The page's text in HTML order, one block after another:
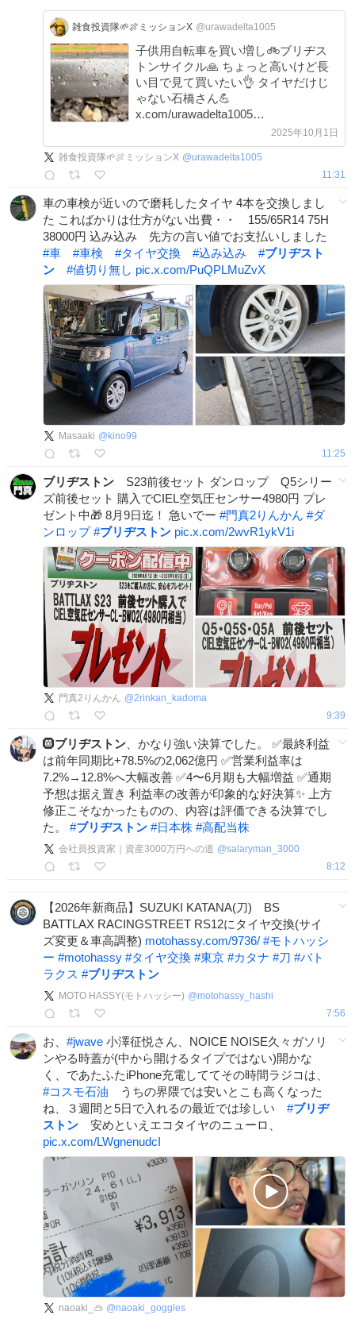
雑食投資隊🌱🍖ミッションX @urawadelta1005
子供用自転車を買い増し🚲ブリヂス
トンサイクル🙏 ちょっと高いけど長
い目で見て買いたい👌 タイヤだけじ
ゃない石橋さん💪
x.com/urawadelta1005…
2025年10月1日
雑食投資隊🌱🍖ミッションX @urawadelta1005
11:31
車の車検が近いので磨耗したタイヤ 4本を交換しまし
た こればかりは仕方がない出費・・ 155/65R14 75H
38000円 込み込み 先方の言い値でお支払いしました
#車 #車検 #タイヤ交換 #込み込み #ブリヂスト
ン
#値切り無し pic.x.com/PuQPLMuZvX
Masaaki @ kino99
11:25
ブリヂストン S23前後セット ダンロップ Q5シリー
ズ前後セット 購入でCIEL空気圧センサー4980円 プレ
ゼント中🎁 8月9日迄！ 急いでー #門真2りんかん #ダ
ンロップ #ブリヂストン pic.x.com/2wvR1ykV1i
門真2りんかん @2rinkan_kadoma
9:39
🛞ブリヂストン 、かなり強い決算でした。 ✅最終利益
は前年同期比+78.5%の2,062億円 ✅営業利益率は
7.2%→12.8%へ大幅改善 ✅4〜6月期も大幅増益 ✅通期
予想は据え置き 利益率の改善が印象的な好決算✨ 上方
修正こそなかったものの、内容は評価できる決算でし
た。 #ブリヂストン #日本株 #高配当株
会社員投資家｜資産3000万円への道 @salaryman_3000
8:12
【2026年新商品】SUZUKI KATANA(刀) BS
BATTLAX RACINGSTREET RS12にタイヤ交換(サイ
ズ変更＆車高調整) motohassy.com/9736/ #モトハッシ
ー #motohassy #タイヤ交換 #東京 #カタナ #刀 #バト
ラクス #ブリヂストン
MOTO HASSY(モトハッシー) @motohassy_hashi
7:56
お、 #jwave 小澤征悦さん、NOICE NOISE久々ガソリ
ンやる時蓋が(中から開けるタイプではない)開かな
く、であたふたiPhone充電しててその時間ラジコは、
#コスモ石油 うちの界隈では安いとこも高くなった
ね、３週間と5日で入れるの最近では珍しい #ブリヂ
ストン 安めといえエコタイヤのニューロ、
pic.x.com/LWgnenudcI
naoaki_🥽 @naoaki_goggles